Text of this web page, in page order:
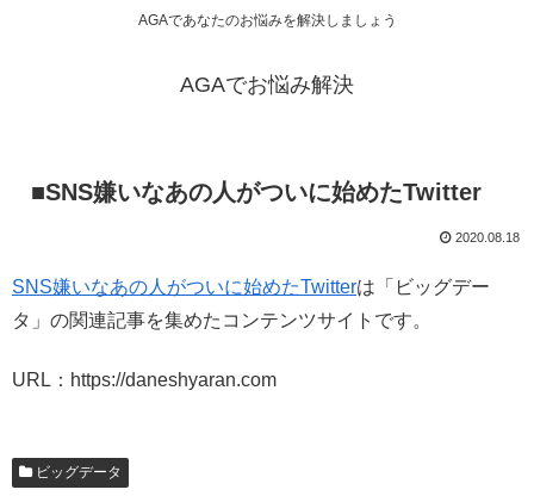
AGAであなたのお悩みを解決しましょう
AGAでお悩み解決
■SNS嫌いなあの人がついに始めたTwitter
2020.08.18
SNS嫌いなあの人がついに始めたTwitterは「ビッグデー
タ」の関連記事を集めたコンテンツサイトです。
URL：https://daneshyaran.com
ビッグデータ